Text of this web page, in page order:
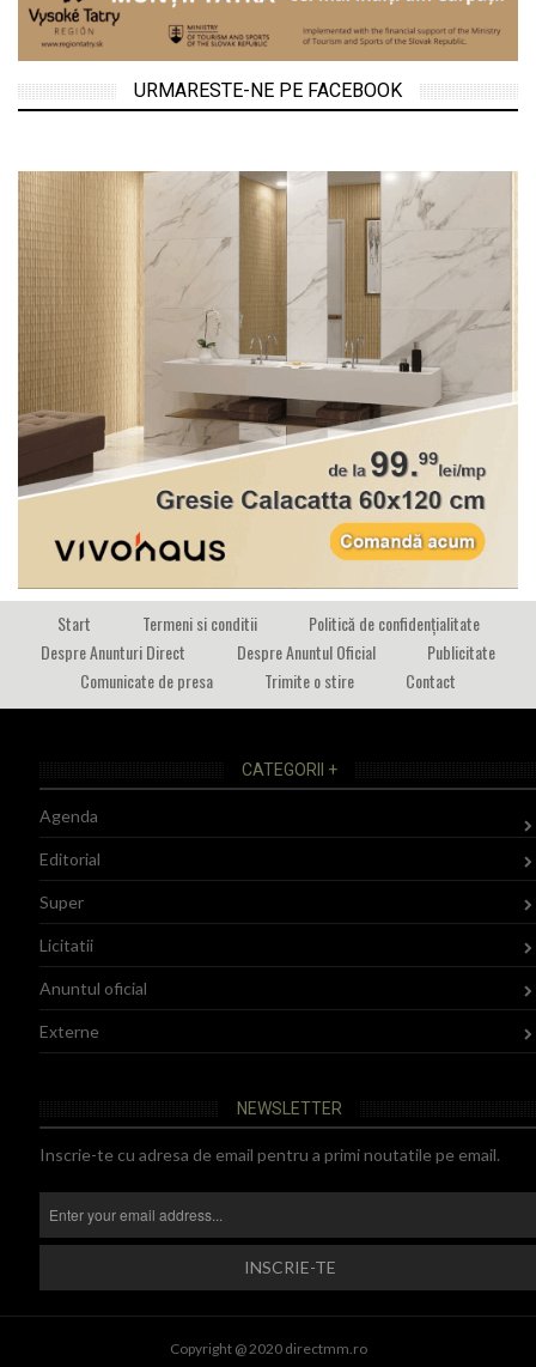
URMARESTE-NE PE FACEBOOK
Start Termeni si conditii
Politică de confidențialitate
Despre Anunturi Direct
Despre Anuntul Oficial
Publicitate
Comunicate de presa
Trimite o stire Contact
CATEGORII +
Agenda
Editorial
Super
Licitatii
Anuntul oficial
Externe
NEWSLETTER
Inscrie-te cu adresa de email pentru a primi noutatile pe email.
Copyright @ 2020 directmm.ro